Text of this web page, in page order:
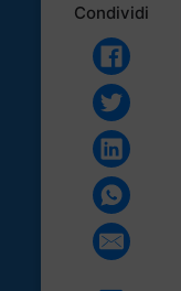
Condividi